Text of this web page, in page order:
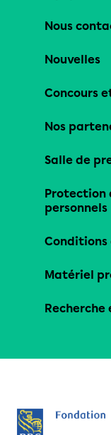
Nous
Nouvelles
Concours
Nos
Salle de
Protection
personnels
Conditions
Matériel